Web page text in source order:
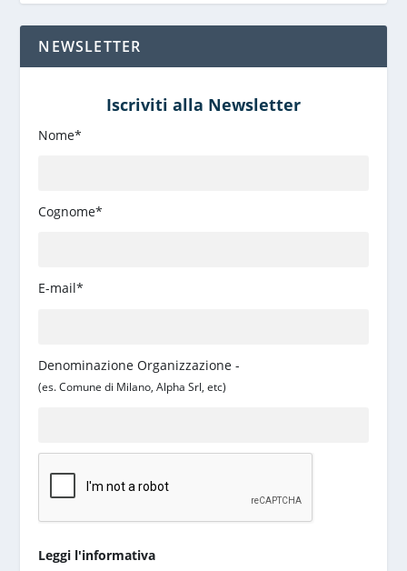
NEWSLETTER
Iscriviti alla Newsletter
Nome*
Cognome*
E-mail*
Denominazione Organizzazione -
(es. Comune di Milano, Alpha Srl, etc)
Leggi l'informativa